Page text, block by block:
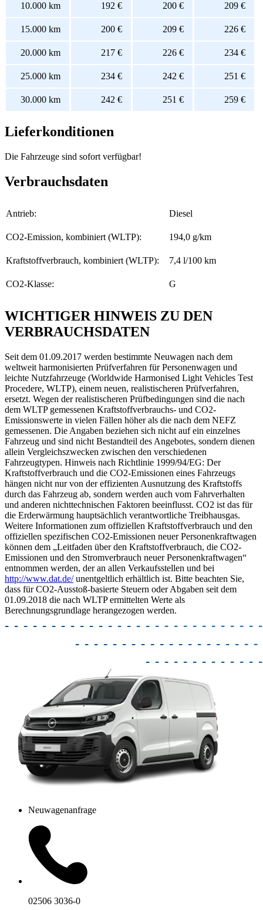
10.000 km 192 € 200 € 209 €
15.000 km 200 € 209 € 226 €
20.000 km 217 € 226 € 234 €
25.000 km 234 € 242 € 251 €
30.000 km 242 € 251 € 259 €
Lieferkonditionen
Die Fahrzeuge sind sofort verfügbar!
Verbrauchsdaten
Antrieb: Diesel
CO2-Emission, kombiniert (WLTP): 194,0 g/km
Kraftstoffverbrauch, kombiniert (WLTP): 7,4 l/100 km
CO2-Klasse: G
WICHTIGER HINWEIS ZU DEN
VERBRAUCHSDATEN
Seit dem 01.09.2017 werden bestimmte Neuwagen nach dem
weltweit harmonisierten Prüfverfahren für Personenwagen und
leichte Nutzfahrzeuge (Worldwide Harmonised Light Vehicles Test
Procedere, WLTP), einem neuen, realistischeren Prüfverfahren,
ersetzt. Wegen der realistischeren Prüfbedingungen sind die nach
dem WLTP gemessenen Kraftstoffverbrauchs- und CO2-
Emissionswerte in vielen Fällen höher als die nach dem NEFZ
gemessenen. Die Angaben beziehen sich nicht auf ein einzelnes
Fahrzeug und sind nicht Bestandteil des Angebotes, sondern dienen
allein Vergleichszwecken zwischen den verschiedenen
Fahrzeugtypen. Hinweis nach Richtlinie 1999/94/EG: Der
Kraftstoffverbrauch und die CO2-Emissionen eines Fahrzeugs
hängen nicht nur von der effizienten Ausnutzung des Kraftstoffs
durch das Fahrzeug ab, sondern werden auch vom Fahrverhalten
und anderen nichttechnischen Faktoren beeinflusst. CO2 ist das für
die Erderwärmung hauptsächlich verantwortliche Treibhausgas.
Weitere Informationen zum offiziellen Kraftstoffverbrauch und den
offiziellen spezifischen CO2-Emissionen neuer Personenkraftwagen
können dem „Leitfaden über den Kraftstoffverbrauch, die CO2-
Emissionen und den Stromverbrauch neuer Personenkraftwagen“
entnommen werden, der an allen Verkaufsstellen und bei
http://www.dat.de/unentgeltlich erhältlich ist. Bitte beachten Sie,
dass für CO2-Ausstoß-basierte Steuern oder Abgaben seit dem
01.09.2018 die nach WLTP ermittelten Werte als
Berechnungsgrundlage herangezogen werden.
Neuwagenanfrage
02506 3036-0